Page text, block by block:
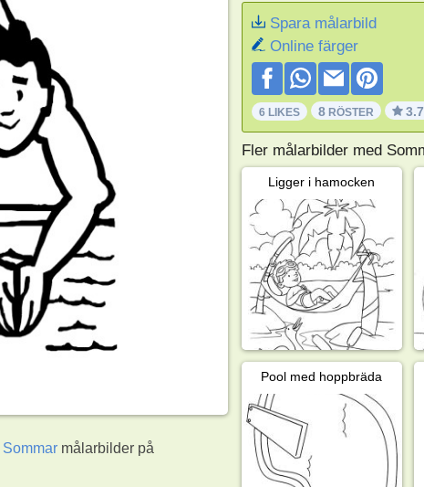
Sommar målarbilder på
Spara målarbild
Online färger
6 LIKES 8RÖSTER
Fler målarbilder med
Ligger i hamocken
Pool med hoppbräda